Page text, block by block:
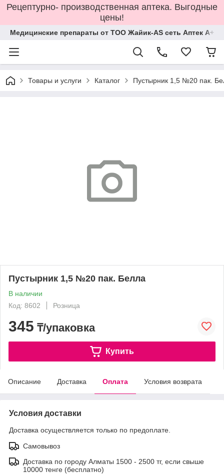
Рецептурно- производственная аптека. Выгодные
цены!
Медицинские препараты от ТОО Жайик-AS сеть Аптек А+
Товары и услуги Каталог Пустырник 1,5 №20 пак.
Пустырник 1,5 №20 пак. Белла
В наличии
Код: 8602
Розница
345 ₸/упаковка
Купить
Описание Доставка Оплата Условия возврата
Условия доставки
Доставка осуществляется только по предоплате.
Самовывоз
Доставка по городу Алматы 1500 - 2500 тг, если свыше
10000 тенге (бесплатно)